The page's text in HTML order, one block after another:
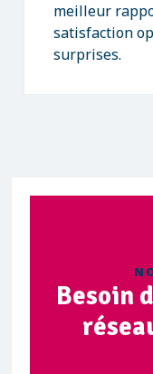
meilleur
satisfaction
surprises.
Besoin